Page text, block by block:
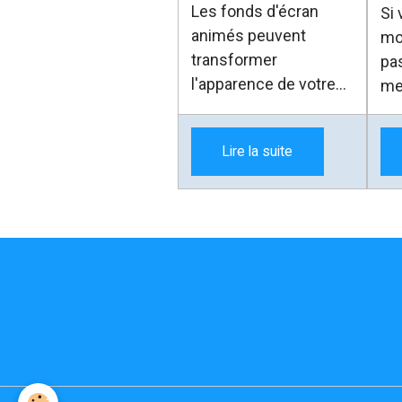
officielle au cas par
cas.
Windows
Les fonds d'écran
animés peuvent
transformer
l'apparence de votre
Lire la suite
Si